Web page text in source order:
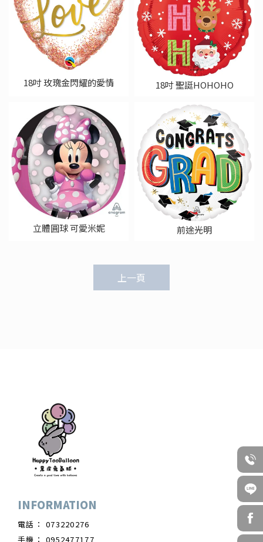
18吋 玫瑰金閃耀的愛情 18吋 聖誔HOHOHO
立體圓球 可愛米妮 前途光明
上一頁
073220276
0952477177